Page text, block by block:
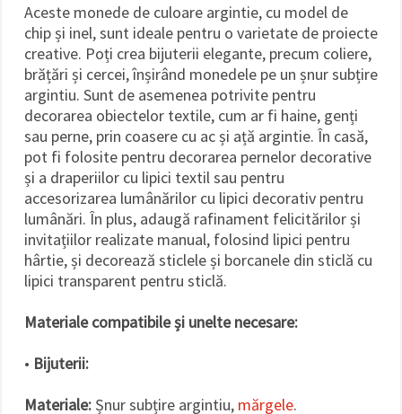
Aceste monede de culoare argintie, cu model de
chip și inel, sunt ideale pentru o varietate de proiecte
creative. Poți crea bijuterii elegante, precum coliere,
brățări și cercei, înșirând monedele pe un șnur subțire
argintiu. Sunt de asemenea potrivite pentru
decorarea obiectelor textile, cum ar fi haine, genți
sau perne, prin coasere cu ac și ață argintie. În casă,
pot fi folosite pentru decorarea pernelor decorative
și a draperiilor cu lipici textil sau pentru
accesorizarea lumânărilor cu lipici decorativ pentru
lumânări. În plus, adaugă rafinament felicitărilor și
invitațiilor realizate manual, folosind lipici pentru
hârtie, și decorează sticlele și borcanele din sticlă cu
lipici transparent pentru sticlă.
Materiale compatibile și unelte necesare:
• Bijuterii:
Materiale: Șnur subțire argintiu, mărgele.